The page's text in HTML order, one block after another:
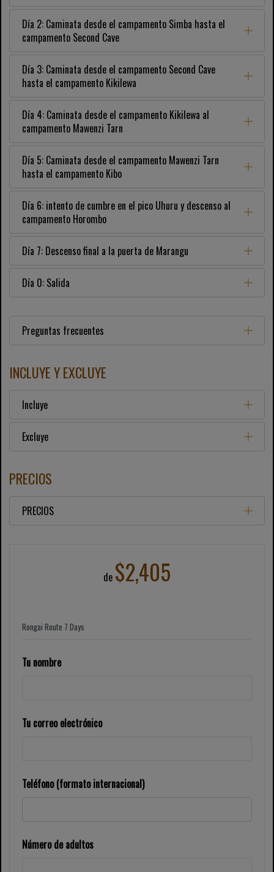
Día 2: Caminata desde el campamento Simba hasta el
campamento Second Cave
Día 3: Caminata desde el campamento Second Cave
hasta el campamento Kikilewa
Día 4: Caminata desde el campamento Kikilewa al
campamento Mawenzi Tarn
Día 5: Caminata desde el campamento Mawenzi Tarn
hasta el campamento Kibo
Día 6: intento de cumbre en el pico Uhuru y descenso al
campamento Horombo
Día 7: Descenso final a la puerta de Marangu
Día 0: Salida
Preguntas frecuentes
INCLUYE Y EXCLUYE
Incluye
Excluye
PRECIOS
PRECIOS
de $2,405
Tu nombre
Tu correo electrónico
Teléfono (formato internacional)
Número de adultos